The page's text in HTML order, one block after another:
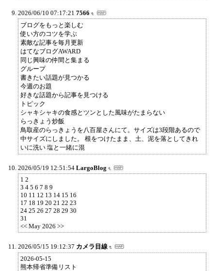
2026/06/10 07:17:21 7566
ブログをもっと楽しむ
使い方のコツを学ぶ
素敵な記事を毎月更新
はてなブログAWARD
同じ興味の仲間と集まる
グループ
書きたい話題が見つかる
今週のお題
好きな話題から記事を見つける
トピック
シャキシャキの食感とツンとした風味がたまらない
らっきょう炒飯
鳥取産のらっきょうを八百屋さんにて。サイズは3段階あるので
中サイズにしました。 根をつけたまま、土、泥を落としてきれ
いに洗い 塩と一緒に混
2026/05/19 12:51:54 LargoBlog
1 2
3 4 5 6 7 8 9
10 11 12 13 14 15 16
17 18 19 20 21 22 23
24 25 26 27 28 29 30
31
<< May 2026 >>
2026/05/15 19:12:37 カメラ目線
2026-05-15
熊本帰省準備リスト